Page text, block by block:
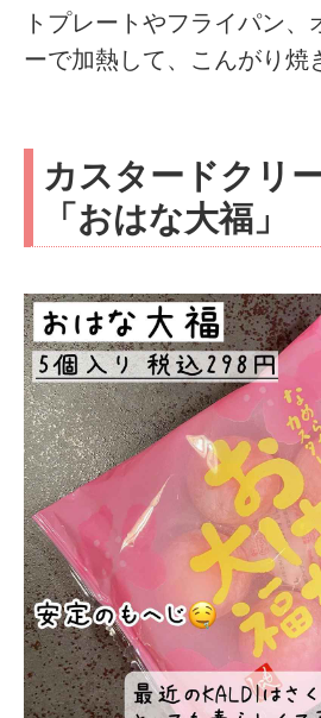
トプレートやフライパン、
ーで加熱して、こんがり焼
カスタードクリ
「おはな大福」